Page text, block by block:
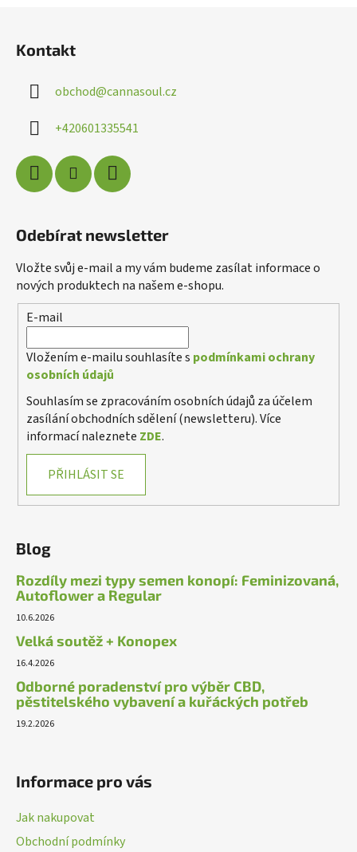
Kontakt
obchod@cannasoul.cz
+420601335541
Odebírat newsletter
Vložte svůj e-mail a my vám budeme zasílat informace o
nových produktech na našem e-shopu.
E-mail
Vložením e-mailu souhlasíte s podmínkami ochrany
osobních údajů
Souhlasím se zpracováním osobních údajů za účelem
zasílání obchodních sdělení (newsletteru). Více
informací naleznete ZDE.
PŘIHLÁSIT SE
Blog
Rozdíly mezi typy semen konopí: Feminizovaná,
Autoflower a Regular
10.6.2026
Velká soutěž + Konopex
16.4.2026
Odborné poradenství pro výběr CBD,
pěstitelského vybavení a kuřáckých potřeb
19.2.2026
Informace pro vás
Jak nakupovat
Obchodní podmínky
Powered by chaterimo